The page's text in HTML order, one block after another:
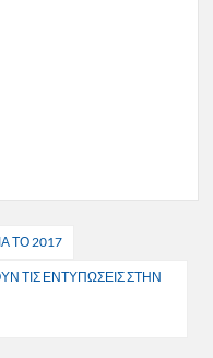
ΤΟ 2017
ΤΙΣ ΕΝΤΥΠΩΣΕΙΣ ΣΤΗΝ